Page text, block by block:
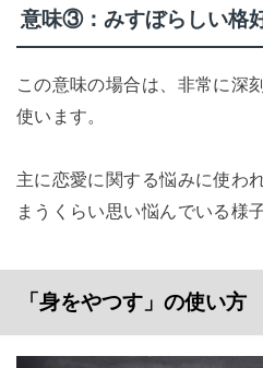
意味③：みすぼらしい格
この意味の場合は、非常に深
使います。
主に恋愛に関する悩みに使わ
まうくらい思い悩んでいる様
「身をやつす」の使い方